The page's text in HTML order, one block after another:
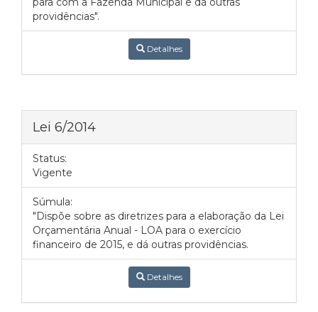
providências".
Detalhes
Lei 6/2014
Status:
Vigente
Súmula:
"Dispõe sobre as diretrizes para a elaboração da Lei
Orçamentária Anual - LOA para o exercício
financeiro de 2015, e dá outras providências.
Detalhes